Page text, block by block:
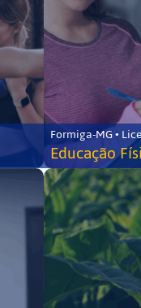
Formiga-MG •
Educação